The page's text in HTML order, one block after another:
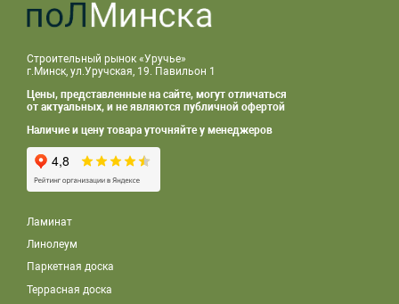
Строительный рынок «Уручье»
г.Минск, ул.Уручская, 19. Павильон 1
Цены, представленные на сайте, могут отличаться
от актуальных, и не являются публичной офертой
Наличие и цену товара уточняйте у менеджеров
Ламинат
Линолеум
Паркетная доска
Террасная доска